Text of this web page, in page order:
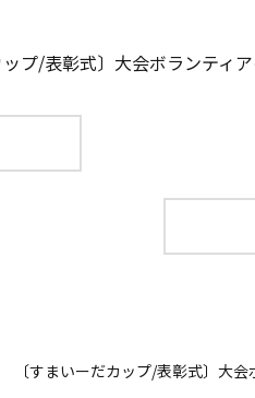
〔すまいーだカップ/表彰式〕大